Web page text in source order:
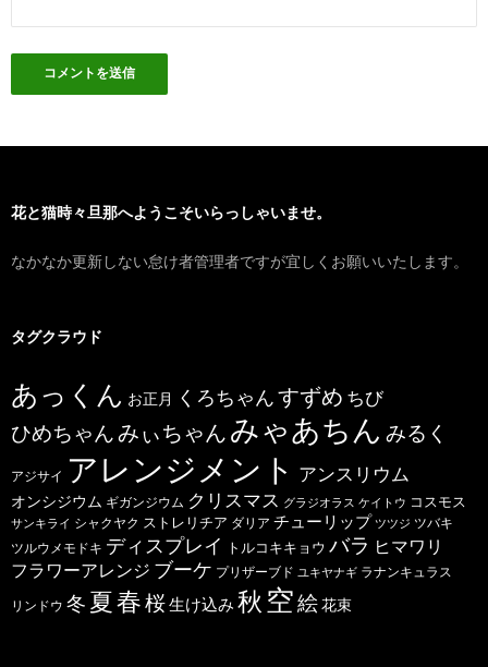
花と猫時々旦那へようこそいらっしゃいませ。
なかなか更新しない怠け者管理者ですが宜しくお願いいたします。
タグクラウド
あっくん お正月 くろちゃんすずめ ちび
ひめちゃんみぃちゃん みゃあちん みるく
アジサイ アレンジメント アンスリウム
オンシジウム ギガンジウム クリスマス グラジオラス ケイトウ コスモス
サンキライ シャクヤク ストレリチア ダリア チューリップ ツツジ ツバキ
ツルウメモドキ ディスプレイ トルコキキョウ バラ ヒマワリ
フラワーアレンジ ブーケ プリザーブド ユキヤナギ ラナンキュラス
リンドウ 冬 夏春桜生け込み 秋 空絵花束